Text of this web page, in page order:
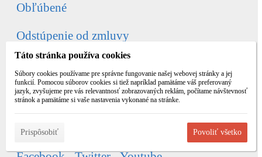
Obľúbené
Odstúpenie od zmluvy
Kontakty
Kontaktujte nás
Tel.: 0911 545 645
Po - Pia: 9:00 - 16:00
Táto stránka používa cookies
Súbory cookies používame pre správne fungovanie našej webovej stránky a jej
funkcií. Pomocou súborov cookies si tiež napríklad pamätáme váš preferovaný
jazyk, zvyšujeme pre vás relevantnosť zobrazovaných reklám, počítame návštevnosť
stránok a pamätáme si vaše nastavenia vykonané na stránke.
Prispôsobiť Povoliť všetko